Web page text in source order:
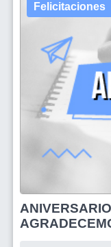
Felicitaciones